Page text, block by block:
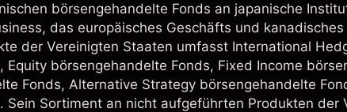
börsengehandelte Fonds an japanische
das europäisches Geschäfts und
der Vereinigten Staaten umfasst International
Equity börsengehandelte Fonds, Fixed Income
Fonds, Alternative Strategy börsengehandelte
Sein Sortiment an nicht aufgeführten Produkten der